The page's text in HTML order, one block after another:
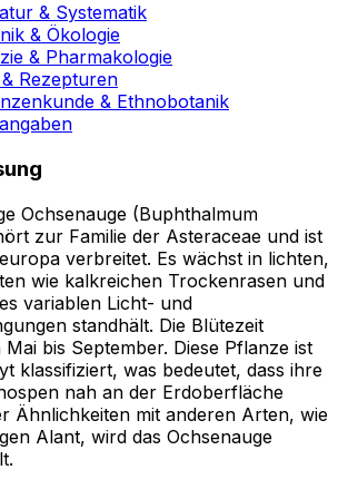
& Systematik
& Ökologie
& Pharmakologie
Rezepturen
& Ethnobotanik
Ochsenauge (Buphthalmum
zur Familie der Asteraceae und ist
verbreitet. Es wächst in lichten,
wie kalkreichen Trockenrasen und
variablen Licht- und
standhält. Die Blütezeit
bis September. Diese Pflanze ist
klassifiziert, was bedeutet, dass ihre
nah an der Erdoberfläche
Ähnlichkeiten mit anderen Arten, wie
Alant, wird das Ochsenauge